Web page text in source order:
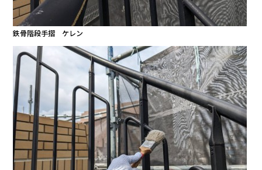
鉄骨階段手摺 ケレン